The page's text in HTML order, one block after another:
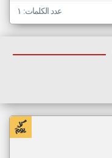
عدد الكلمات: ١